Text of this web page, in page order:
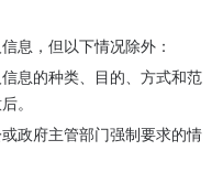
息，但以下情况除外：
息的种类、目的、方式和范
。
政府主管部门强制要求的情